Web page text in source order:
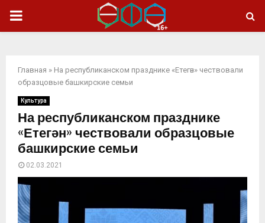
ОСНОВНОЕ
Главная » На республиканском празднике «Етегән» чествовали
образцовые башкирские семьи
Культура
На республиканском празднике
«Етегән» чествовали образцовые
башкирские семьи
02.03.2021